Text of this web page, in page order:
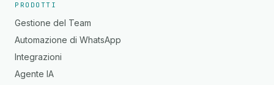
PRODOTTI
Gestione del Team
Automazione di WhatsApp
Integrazioni
Agente IA